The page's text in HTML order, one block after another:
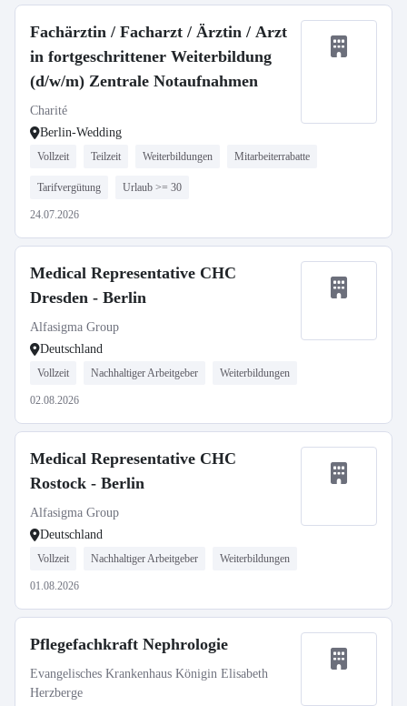
Fachärztin / Facharzt / Ärztin / Arzt
in fortgeschrittener Weiterbildung
(d/w/m) Zentrale Notaufnahmen
Charité
Berlin-Wedding
Vollzeit Teilzeit Weiterbildungen Mitarbeiterrabatte
Tarifvergütung Urlaub >= 30
24.07.2026
Medical Representative CHC
Dresden - Berlin
Alfasigma Group
Deutschland
Vollzeit Nachhaltiger Arbeitgeber Weiterbildungen
02.08.2026
Medical Representative CHC
Rostock - Berlin
Alfasigma Group
Deutschland
Vollzeit Nachhaltiger Arbeitgeber Weiterbildungen
01.08.2026
Pflegefachkraft Nephrologie
Evangelisches Krankenhaus Königin Elisabeth
Herzberge